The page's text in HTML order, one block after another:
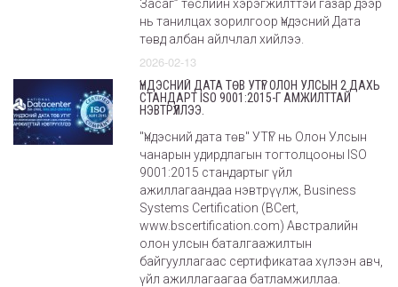
Засаг” төслийн хэрэгжилттэй газар дээр
нь танилцах зорилгоор Үндэсний Дата
төвд албан айлчлал хийлээ.
2026-02-13
ҮНДЭСНИЙ ДАТА ТӨВ УТҮГ ОЛОН УЛСЫН 2 ДАХЬ
СТАНДАРТ ISO 9001:2015-Г АМЖИЛТТАЙ
НЭВТРҮҮЛЛЭЭ.
"Үндэсний дата төв" УТҮГ нь Олон Улсын
чанарын удирдлагын тогтолцооны ISO
9001:2015 стандартыг үйл
ажиллагаандаа нэвтрүүлж, Business
Systems Certification (BCert,
www.bscertification.com) Австралийн
олон улсын баталгаажилтын
байгууллагаас сертификатаа хүлээн авч,
үйл ажиллагаагаа батламжиллаа.